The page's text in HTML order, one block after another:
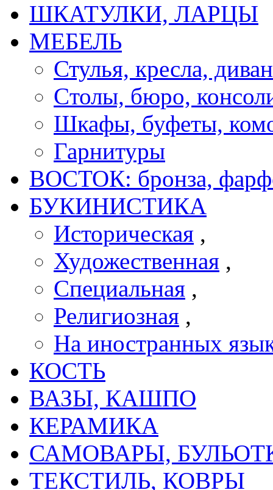
ШКАТУЛКИ, ЛАРЦЫ
МЕБЕЛЬ
Стулья, кресла,
Cтолы, бюро,
Шкафы, буфеты,
Гарнитуры
ВОСТОК: бронза,
БУКИНИСТИКА
Историческая ,
Художественная ,
Специальная ,
Религиозная ,
На иностранных
КОСТЬ
ВАЗЫ, КАШПО
КЕРАМИКА
САМОВАРЫ,
ТЕКСТИЛЬ, КОВРЫ